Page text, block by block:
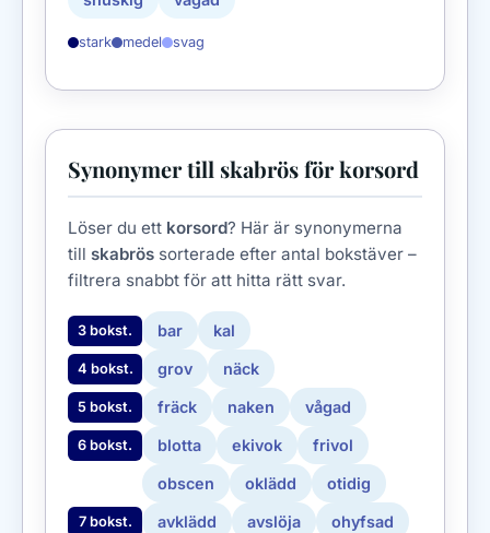
stark medel svag
Synonymer till skabrös för korsord
Löser du ett korsord? Här är synonymerna
till skabrös sorterade efter antal bokstäver –
filtrera snabbt för att hitta rätt svar.
3 bokst. bar kal
4 bokst. grov näck
5 bokst. fräck naken vågad
6 bokst. blotta ekivok frivol
obscen oklädd otidig
7 bokst. avklädd avslöja ohyfsad